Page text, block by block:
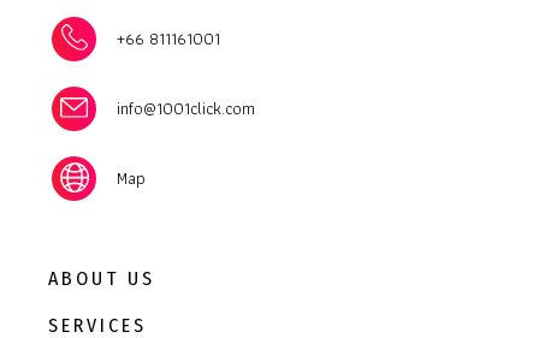
+66 811161001
info@1001click.com
Map
ABOUT US
SERVICES